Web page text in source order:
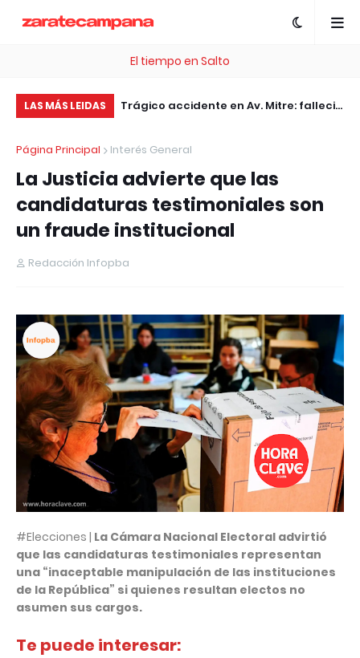
El tiempo en Salto
LAS MÁS LEIDAS
esta plataforma te
Trágico accidente en Av. Mitre: falleció
patrullero
Página Principal Interés General
La Justicia advierte que las
candidaturas testimoniales son
un fraude institucional
Redacción Infopba
#Elecciones | La Cámara Nacional Electoral advirtió
que las candidaturas testimoniales representan
una “inaceptable manipulación de las instituciones
de la República” si quienes resultan electos no
asumen sus cargos.
Te puede interesar: